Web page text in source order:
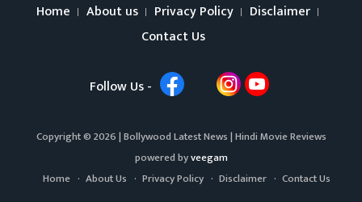
Home
About us Privacy Policy
Disclaimer
Contact Us
Follow Us -
Copyright © 2026 |Bollywood Latest News|Hindi Movie Reviews
powered byveegam
Home
About Us Privacy Policy Disclaimer Contact Us